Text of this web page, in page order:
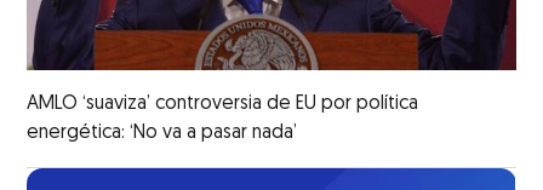
AMLO ‘suaviza’ controversia de EU por política
energética: ‘No va a pasar nada’